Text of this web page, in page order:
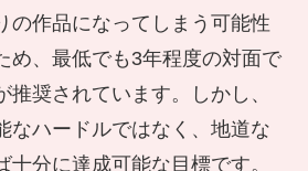
の作品になってしまう可能性
め、最低でも3年程度の対面で
奨されています。しかし、
なハードルではなく、地道な
十分に達成可能な目標です。